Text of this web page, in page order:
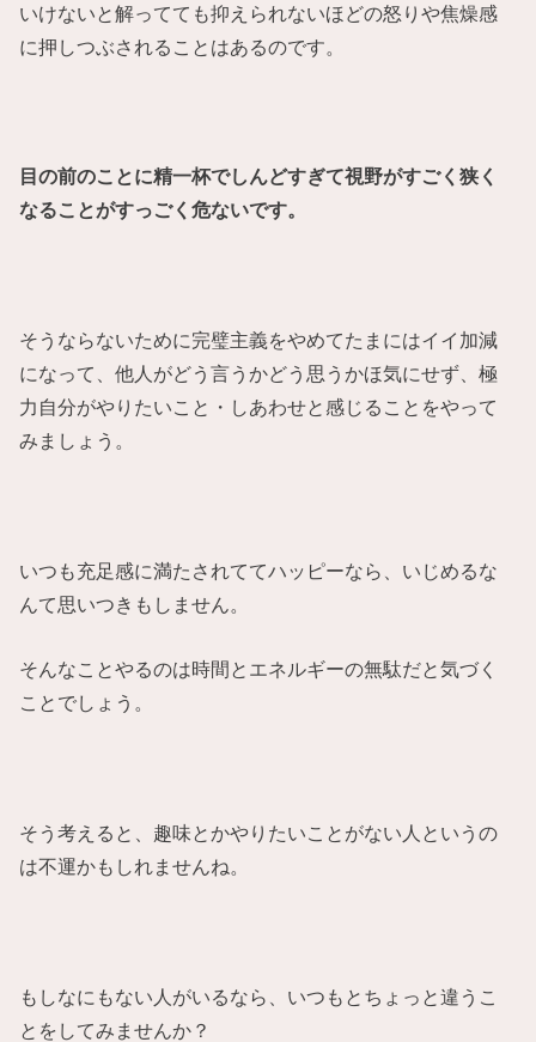
いけないと解ってても抑えられないほどの怒りや焦燥感
に押しつぶされることはあるのです。
目の前のことに精一杯でしんどすぎて視野がすごく狭く
なることがすっごく危ないです。
そうならないために完璧主義をやめてたまにはイイ加減
になって、他人がどう言うかどう思うかほ気にせず、極
力自分がやりたいこと・しあわせと感じることをやって
みましょう。
いつも充足感に満たされててハッピーなら、いじめるな
んて思いつきもしません。
そんなことやるのは時間とエネルギーの無駄だと気づく
ことでしょう。
そう考えると、趣味とかやりたいことがない人というの
は不運かもしれませんね。
もしなにもない人がいるなら、いつもとちょっと違うこ
とをしてみませんか？